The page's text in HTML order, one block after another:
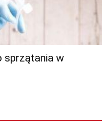
sprzątania w